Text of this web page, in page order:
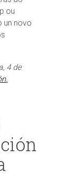
ou
un novo
4 de